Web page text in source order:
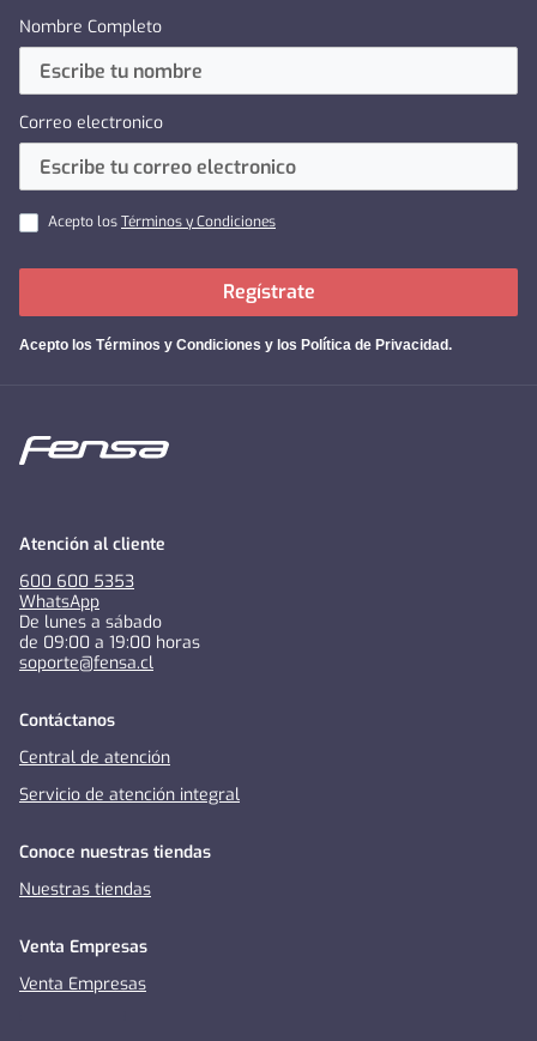
Nombre Completo
Correo electronico
Acepto losTérminos y Condiciones
Acepto los Términos y Condiciones y los Política de Privacidad.
Regístrate
Atención al cliente
600 600 5353
WhatsApp
De lunes a sábado
de 09:00 a 19:00 horas
soporte@fensa.cl
Contáctanos
Central de atención
Servicio de atención integral
Conoce nuestras tiendas
Nuestras tiendas
Venta Empresas
Venta Empresas